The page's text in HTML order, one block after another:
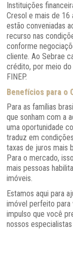
Instituições
Cresol e mais de 16
estão conveniadas
recurso nas
conforme
cliente. Ao Sebrae
crédito, por meio do
FINEP.
Benefícios para o
Para as famílias
que sonham com a
uma oportunidade
traduz em
taxas de juros mais
Para o mercado,
mais pessoas
imóveis.
Estamos aqui para
imóvel perfeito
impulso que você
nossos